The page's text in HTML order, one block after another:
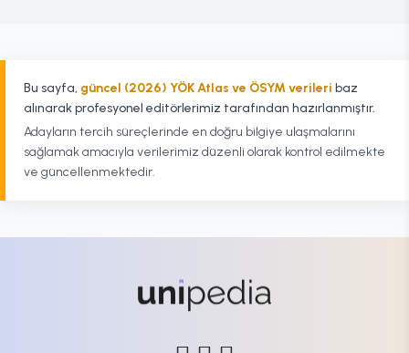
Bu sayfa, güncel (2026) YÖK Atlas ve ÖSYM verileri baz
alınarak profesyonel editörlerimiz tarafından hazırlanmıştır.
Adayların tercih süreçlerinde en doğru bilgiye ulaşmalarını
sağlamak amacıyla verilerimiz düzenli olarak kontrol edilmekte
ve güncellenmektedir.